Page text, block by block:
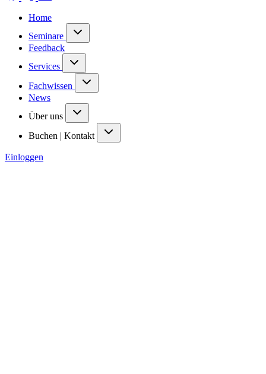
Home
Seminare
Feedback
Services
Fachwissen
News
Über uns
Buchen | Kontakt
Einloggen